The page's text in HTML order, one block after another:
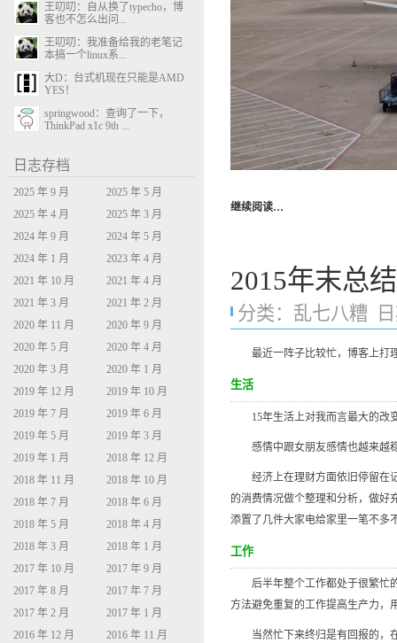
继续阅读…
2015年末总结
分类： 乱七八糟
最近一阵子比较忙，博客上打理
生活
15年生活上对我而言最大的改变
感情中跟女朋友感情也越来越稳
经济上在理财方面依旧停留在记
的消费情况做个整理和分析，做好
添置了几件大家电给家里一笔不多
工作
后半年整个工作都处于很繁忙的
方法避免重复的工作提高生产力，
当然忙下来终归是有回报的，
王叨叨：自从换了typecho，博
客也不怎么出问...
王叨叨：我准备给我的老笔记
本搞一个linux系...
大D：台式机现在只能是AMD
YES！
springwood：查询了一下，
ThinkPad x1c 9th ...
日志存档
2025 年 9 月
2025 年 5 月
2025 年 4 月
2025 年 3 月
2024 年 9 月
2024 年 5 月
2024 年 1 月
2023 年 4 月
2021 年 10 月
2021 年 4 月
2021 年 3 月
2021 年 2 月
2020 年 11 月
2020 年 9 月
2020 年 5 月
2020 年 4 月
2020 年 3 月
2020 年 1 月
2019 年 12 月
2019 年 10 月
2019 年 7 月
2019 年 6 月
2019 年 5 月
2019 年 3 月
2019 年 1 月
2018 年 12 月
2018 年 11 月
2018 年 10 月
2018 年 7 月
2018 年 6 月
2018 年 5 月
2018 年 4 月
2018 年 3 月
2018 年 1 月
2017 年 10 月
2017 年 9 月
2017 年 8 月
2017 年 7 月
2017 年 2 月
2017 年 1 月
2016 年 12 月
2016 年 11 月